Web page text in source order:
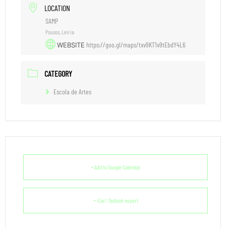
LOCATION
SAMP
Pousos, Leiria
WEBSITE https://goo.gl/maps/txv9KT1v9tEbdY4L6
CATEGORY
Escola de Artes
+ Add to Google Calendar
+ iCal / Outlook export